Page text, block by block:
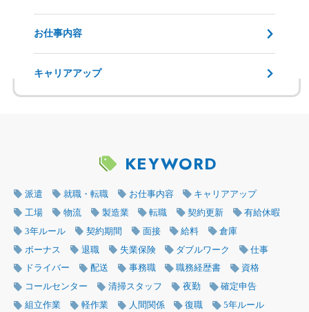
お仕事内容
キャリアアップ
KEYWORD
派遣 就職・転職 お仕事内容
キャリアアップ
工場
物流 製造業 転職 契約更新
有給休暇
3年ルール
契約期間 面接 給料
倉庫
ボーナス
退職 失業保険 ダブルワーク
仕事
ドライバー
配送 事務職 職務経歴書
資格
コールセンター
清掃スタッフ 夜勤
確定申告
組立作業
軽作業 人間関係 復職
5年ルール